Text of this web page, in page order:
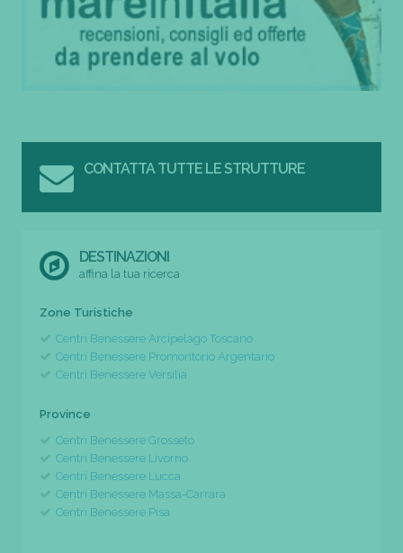
CONTATTA TUTTE LE STRUTTURE
DESTINAZIONI
affina la tua ricerca
Zone Turistiche
Centri Benessere Arcipelago Toscano
Centri Benessere Promontorio Argentario
Centri Benessere Versilia
Province
Centri Benessere Grosseto
Centri Benessere Livorno
Centri Benessere Lucca
Centri Benessere Massa-Carrara
Centri Benessere Pisa